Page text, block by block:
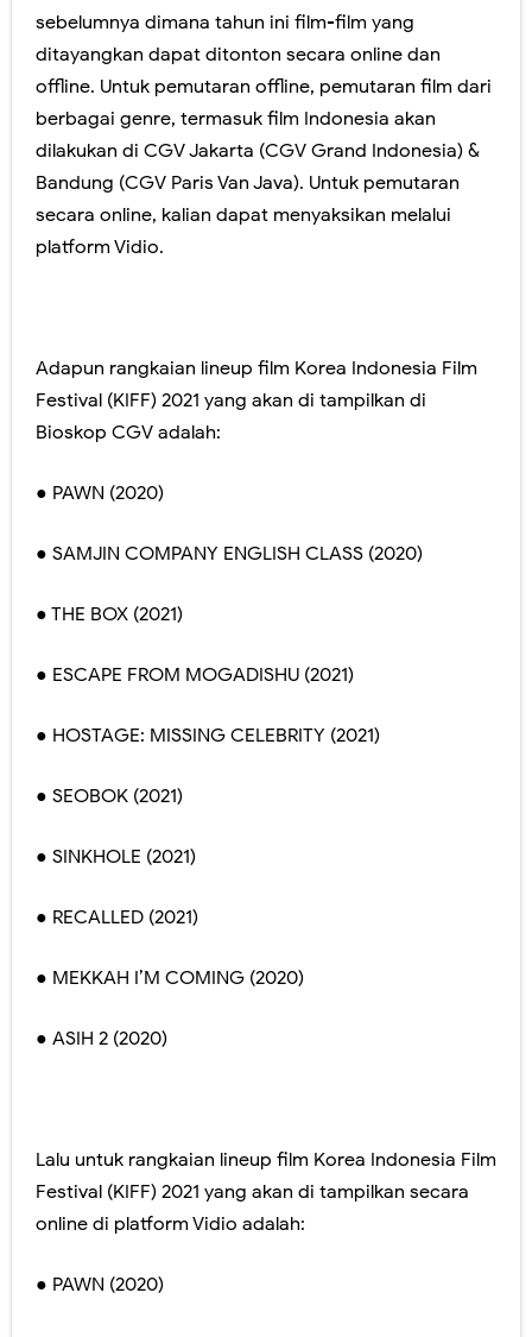
sebelumnya dimana tahun ini film-film yang
ditayangkan dapat ditonton secara online dan
offline. Untuk pemutaran offline, pemutaran film dari
berbagai genre, termasuk film Indonesia akan
dilakukan di CGV Jakarta (CGV Grand Indonesia) &
Bandung (CGV Paris Van Java). Untuk pemutaran
secara online, kalian dapat menyaksikan melalui
platform Vidio.
Adapun rangkaian lineup film Korea Indonesia Film
Festival (KIFF) 2021 yang akan di tampilkan di
Bioskop CGV adalah:
● PAWN (2020)
● SAMJIN COMPANY ENGLISH CLASS (2020)
● THE BOX (2021)
● ESCAPE FROM MOGADISHU (2021)
● HOSTAGE: MISSING CELEBRITY (2021)
● SEOBOK (2021)
● SINKHOLE (2021)
● RECALLED (2021)
● MEKKAH I’M COMING (2020)
● ASIH 2 (2020)
Lalu untuk rangkaian lineup film Korea Indonesia Film
Festival (KIFF) 2021 yang akan di tampilkan secara
online di platform Vidio adalah:
● PAWN (2020)